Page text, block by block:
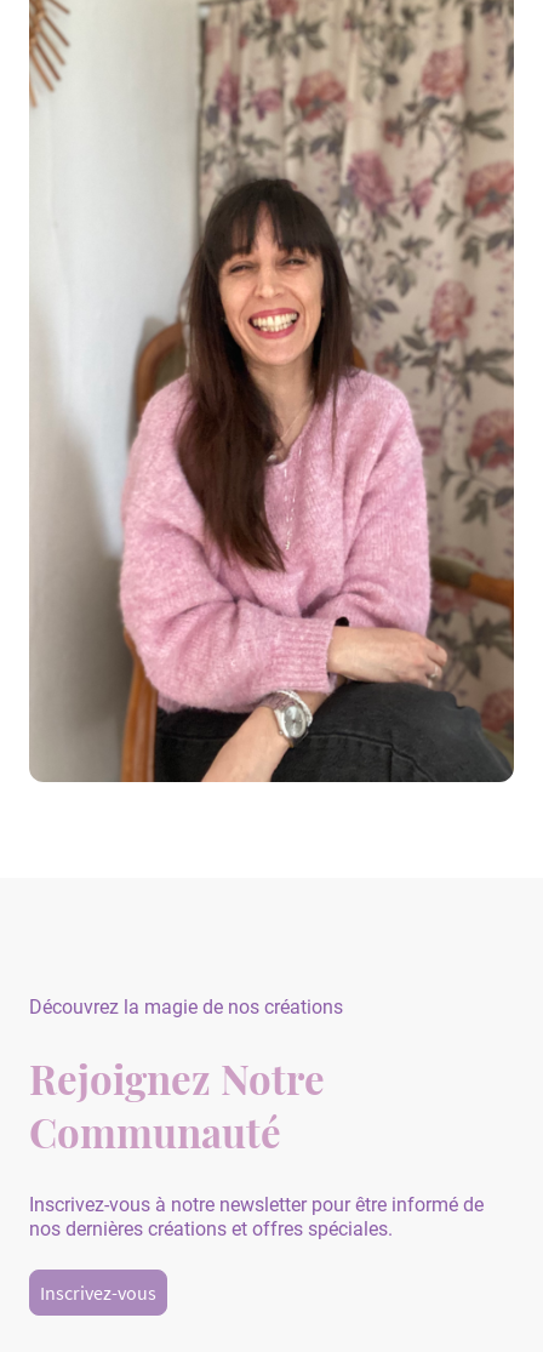
Découvrez la magie de nos créations
Rejoignez Notre
Communauté
Inscrivez-vous à notre newsletter pour être informé de
nos dernières créations et offres spéciales.
Inscrivez-vous